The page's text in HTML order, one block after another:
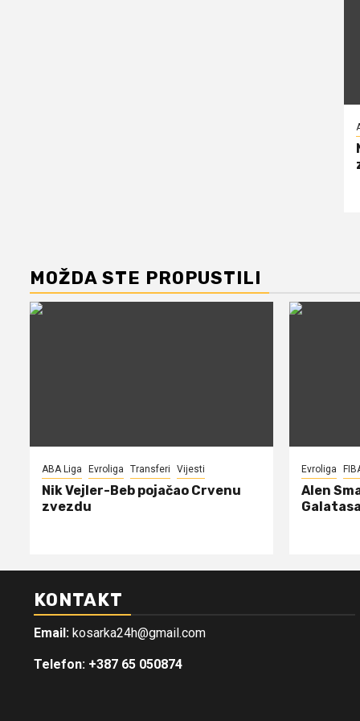
MOŽDA STE PROPUSTILI
ABA Liga Evroliga Transferi Vijesti
Nik Vejler-Beb pojačao Crvenu
zvezdu
Evroliga
Alen
KONTAKT
Email: kosarka24h@gmail.com
Telefon: +387 65 050874